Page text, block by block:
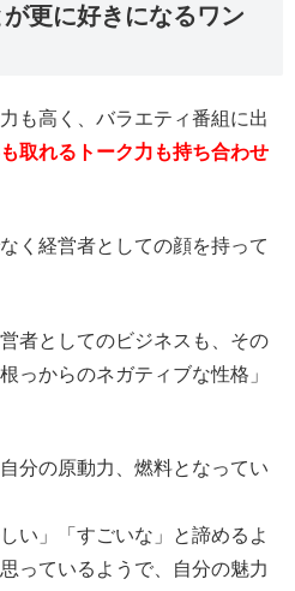
更に好きになるワン
も高く、バラエティ番組に出
取れるトーク力も持ち合わせ
く経営者としての顔を持って
者としてのビジネスも、その
っからのネガティブな性格」
分の原動力、燃料となってい
い」「すごいな」と諦めるよ
っているようで、自分の魅力